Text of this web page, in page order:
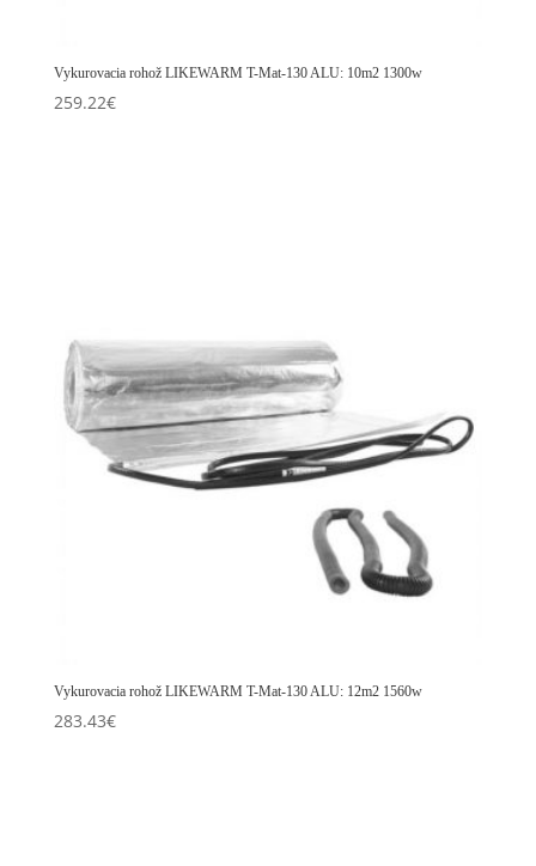
Vykurovacia rohož LIKEWARM T-Mat-130 ALU: 10m2 1300w
259.22€
Vykurovacia rohož LIKEWARM T-Mat-130 ALU: 12m2 1560w
283.43€